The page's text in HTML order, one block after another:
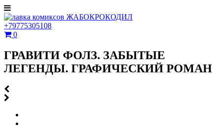
+79775305108
0
ГРАВИТИ ФОЛЗ. ЗАБЫТЫЕ
ЛЕГЕНДЫ. ГРАФИЧЕСКИЙ РОМАН